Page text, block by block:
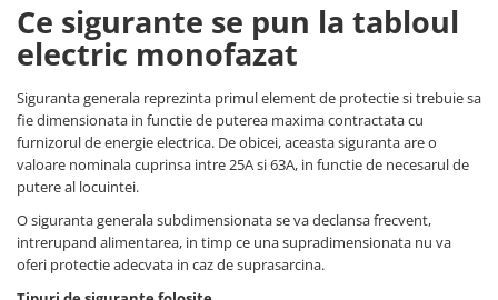
Ce sigurante se pun la tabloul
electric monofazat
Siguranta generala reprezinta primul element de protectie si trebuie sa
fie dimensionata in functie de puterea maxima contractata cu
furnizorul de energie electrica. De obicei, aceasta siguranta are o
valoare nominala cuprinsa intre 25A si 63A, in functie de necesarul de
putere al locuintei.
O siguranta generala subdimensionata se va declansa frecvent,
intrerupand alimentarea, in timp ce una supradimensionata nu va
oferi protectie adecvata in caz de suprasarcina.